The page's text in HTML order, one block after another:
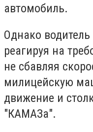
автомобиль.
Однако
реагируя на
не сбавляя
милицейскую
движение и
"КАМАЗа".